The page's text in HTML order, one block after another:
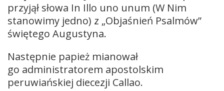
przyjął słowa In Illo uno unum (W Nim
stanowimy jedno) z „Objaśnień Psalmów”
świętego Augustyna.
Następnie papież mianował
go administratorem apostolskim
peruwiańskiej diecezji Callao.